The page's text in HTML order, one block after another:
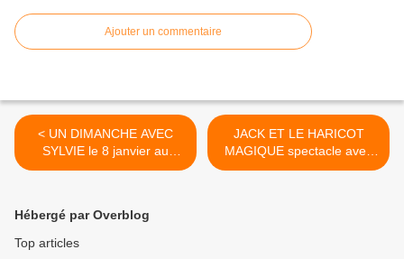
Ajouter un commentaire
< UN DIMANCHE AVEC
SYLVIE le 8 janvier au
THEÂTRE DE LA TÊTE
janvier/février 2017
JACK ET LE HARICOT
MAGIQUE spectacle avec
marionnettes GRATUIT
Hébergé par Overblog
Top articles